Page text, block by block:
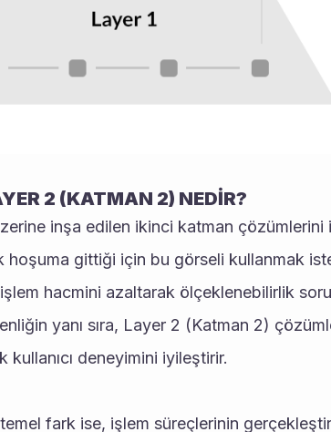
2 (KATMAN 2) NEDİR?
hoşuma gittiği için bu görseli kullanmak
hacmini azaltarak ölçeklenebilirlik
yanı sıra, Layer 2 (Katman 2)
kullanıcı deneyimini iyileştirir.